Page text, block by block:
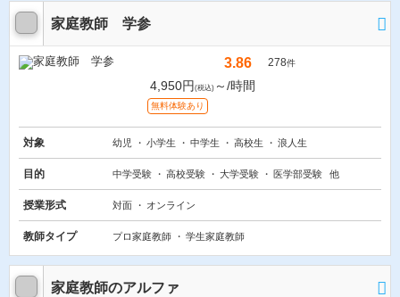
家庭教師 学参
3.86 278件
4,950円 (税込) ～/時間
無料体験あり
対象 幼児 小学生 中学生 高校生 浪人生
目的 中学受験 高校受験 大学受験 医学部受験 他
授業形式 対面 オンライン
教師タイプ プロ家庭教師 学生家庭教師
家庭教師のアルファ